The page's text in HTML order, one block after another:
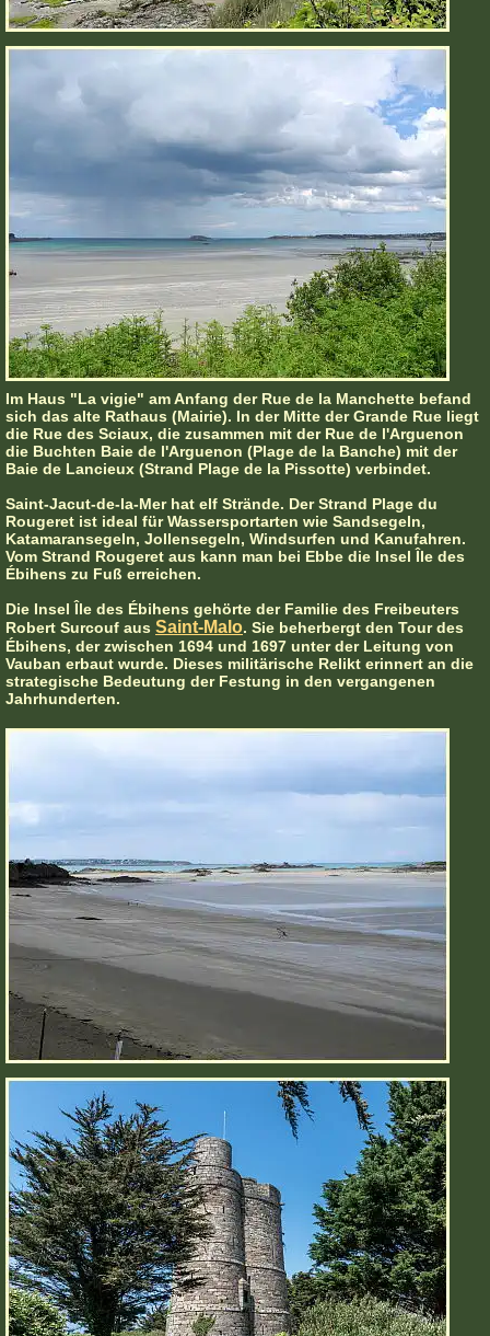
Im Haus "La vigie" am Anfang der Rue de la Manchette befand
sich das alte Rathaus (Mairie). In der Mitte der Grande Rue liegt
die Rue des Sciaux, die zusammen mit der Rue de l'Arguenon
die Buchten Baie de l'Arguenon (Plage de la Banche) mit der
Baie de Lancieux (Strand Plage de la Pissotte) verbindet.
Saint-Jacut-de-la-Mer hat elf Strände. Der Strand Plage du
Rougeret ist ideal für Wassersportarten wie Sandsegeln,
Katamaransegeln, Jollensegeln, Windsurfen und Kanufahren.
Vom Strand Rougeret aus kann man bei Ebbe die Insel Île des
Ébihens zu Fuß erreichen.
Die Insel Île des Ébihens gehörte der Familie des Freibeuters
Robert Surcouf aus Saint-Malo. Sie beherbergt den Tour des
Ébihens, der zwischen 1694 und 1697 unter der Leitung von
Vauban erbaut wurde. Dieses militärische Relikt erinnert an die
strategische Bedeutung der Festung in den vergangenen
Jahrhunderten.